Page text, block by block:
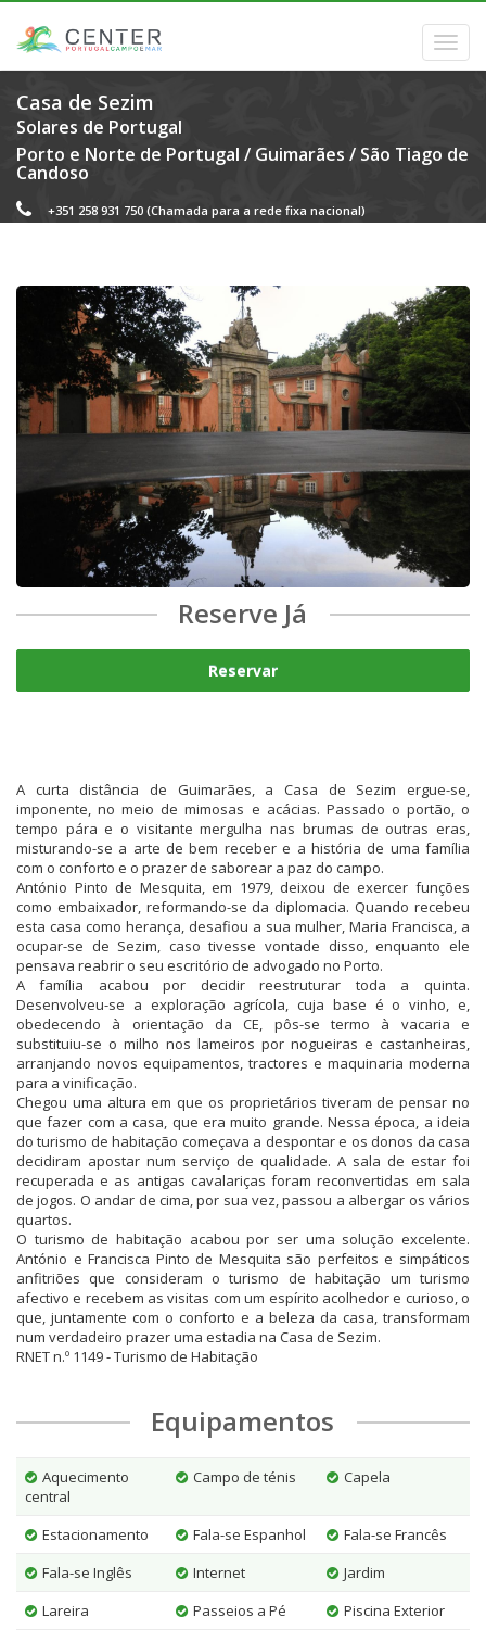
Casa de Sezim
Solares de Portugal
Porto e Norte de Portugal / Guimarães / São Tiago de
Candoso
+351 258 931 750 (Chamada para a rede fixa nacional)
Reserve Já
Reservar
A curta distância de Guimarães, a Casa de Sezim ergue-se,
imponente, no meio de mimosas e acácias. Passado o portão, o
tempo pára e o visitante mergulha nas brumas de outras eras,
misturando-se a arte de bem receber e a história de uma família
com o conforto e o prazer de saborear a paz do campo.
António Pinto de Mesquita, em 1979, deixou de exercer funções
como embaixador, reformando-se da diplomacia. Quando recebeu
esta casa como herança, desafiou a sua mulher, Maria Francisca, a
ocupar-se de Sezim, caso tivesse vontade disso, enquanto ele
pensava reabrir o seu escritório de advogado no Porto.
A família acabou por decidir reestruturar toda a quinta.
Desenvolveu-se a exploração agrícola, cuja base é o vinho, e,
obedecendo à orientação da CE, pôs-se termo à vacaria e
substituiu-se o milho nos lameiros por nogueiras e castanheiras,
arranjando novos equipamentos, tractores e maquinaria moderna
para a vinificação.
Chegou uma altura em que os proprietários tiveram de pensar no
que fazer com a casa, que era muito grande. Nessa época, a ideia
do turismo de habitação começava a despontar e os donos da casa
decidiram apostar num serviço de qualidade. A sala de estar foi
recuperada e as antigas cavalariças foram reconvertidas em sala
de jogos. O andar de cima, por sua vez, passou a albergar os vários
quartos.
O turismo de habitação acabou por ser uma solução excelente.
António e Francisca Pinto de Mesquita são perfeitos e simpáticos
anfitriões que consideram o turismo de habitação um turismo
afectivo e recebem as visitas com um espírito acolhedor e curioso, o
que, juntamente com o conforto e a beleza da casa, transformam
num verdadeiro prazer uma estadia na Casa de Sezim.
RNET n.º 1149 - Turismo de Habitação
Equipamentos
Aquecimento
central
Campo de ténis Capela
Estacionamento Fala-se Espanhol
Fala-se Francês
Fala-se Inglês
Internet
Jardim
Lareira
Passeios a Pé
Piscina Exterior